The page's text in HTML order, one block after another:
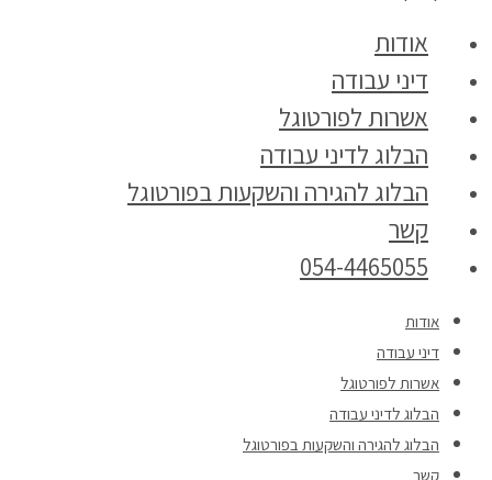
אודות
דיני עבודה
אשרות לפורטוגל
הבלוג לדיני עבודה
הבלוג להגירה והשקעות בפורטוגל
קשר
054-4465055
אודות
דיני עבודה
אשרות לפורטוגל
הבלוג לדיני עבודה
הבלוג להגירה והשקעות בפורטוגל
קשר